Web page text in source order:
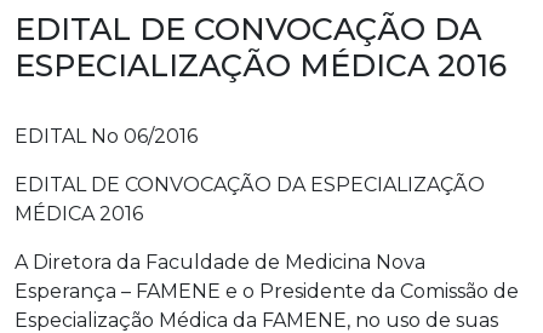
EDITAL DE CONVOCAÇÃO DA
ESPECIALIZAÇÃO MÉDICA 2016
EDITAL No 06/2016
EDITAL DE CONVOCAÇÃO DA ESPECIALIZAÇÃO
MÉDICA 2016
A Diretora da Faculdade de Medicina Nova
Esperança – FAMENE e o Presidente da Comissão de
Especialização Médica da FAMENE, no uso de suas